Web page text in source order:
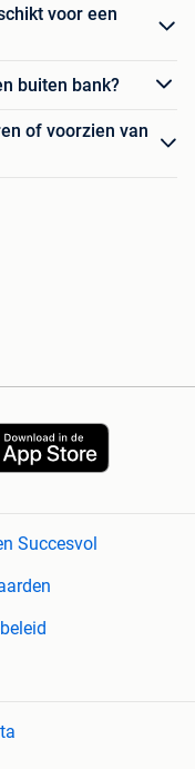
voor een
buiten bank?
of voorzien van
Succesvol